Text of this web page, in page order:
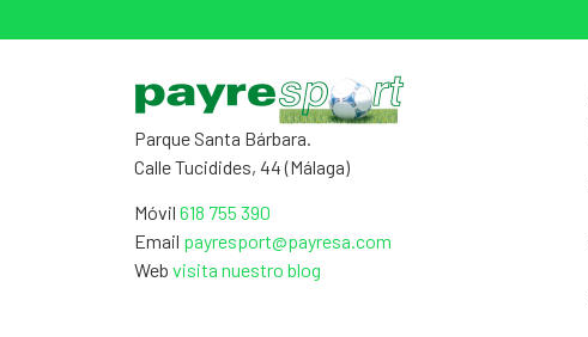
Parque Santa Bárbara.
Calle Tucidides, 44 (Málaga)
Móvil 618 755 390
Email payresport@payresa.com
Web visita nuestro blog